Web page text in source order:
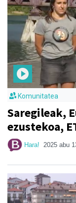
Komunitatea
Saregileak,
ezustekoa,
Hara! 2025 abu